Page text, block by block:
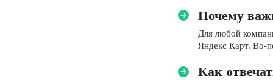
Почему
Для любой
Яндекс Карт. Во-
Как